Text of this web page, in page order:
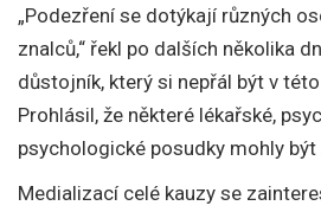
„Podezření se dotýkají různých
znalců,“ řekl po dalších několika
důstojník, který si nepřál být v
Prohlásil, že některé lékařské,
psychologické posudky mohly
Medializací celé kauzy se